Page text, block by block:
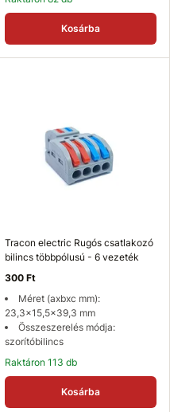
Kosárba
Tracon electric Rugós csatlakozó
bilincs többpólusú - 6 vezeték
300 Ft
Méret (axbxc mm):
23,3x15,5x39,3 mm
Összeszerelés módja:
szorítóbilincs
Raktáron 113 db
Kosárba